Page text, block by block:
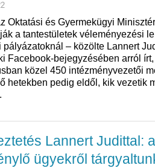
Oktatási és Gyermekügyi
a tantestületek véleményezési
pályázatoknál – közölte Lannert
Facebook-bejegyzésében arról
közel 450 intézményvezetői
hetekben pedig eldől, kik vezetik
Lannert Judittal:
ügyekről